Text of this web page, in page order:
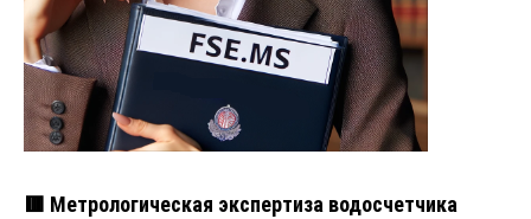
🟥 Метрологическая экспертиза водосчетчика